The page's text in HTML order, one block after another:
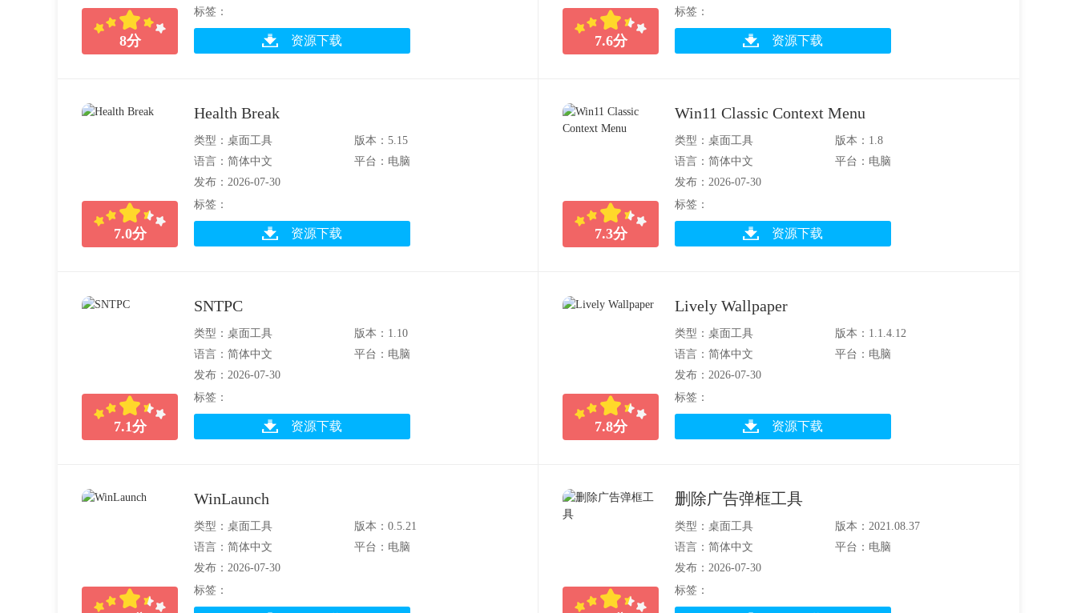
8分
标签：
资源下载 7.6分
标签：
资源下载
7.0分
Health Break
类型：桌面工具
版本：5.15
语言：简体中文
平台：电脑
发布：2026-07-30
标签：
资源下载 7.3分
Win11 Classic Context Menu
类型：桌面工具
版本：1.8
语言：简体中文
平台：电脑
发布：2026-07-30
标签：
资源下载
7.1分
SNTPC
类型：桌面工具
版本：1.10
语言：简体中文
平台：电脑
发布：2026-07-30
标签：
资源下载 7.8分
Lively Wallpaper
类型：桌面工具
版本：1.1.4.12
语言：简体中文
平台：电脑
发布：2026-07-30
标签：
资源下载
WinLaunch
类型：桌面工具
版本：0.5.21
语言：简体中文
平台：电脑
发布：2026-07-30
标签：
删除广告弹框工具
类型：桌面工具
版本：2021.08.37
语言：简体中文
平台：电脑
发布：2026-07-30
标签：